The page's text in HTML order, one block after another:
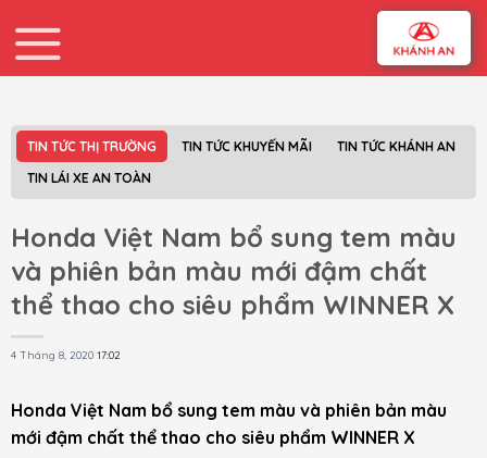
content
TIN TỨC THỊ TRƯỜNG TIN TỨC KHUYẾN MÃI
TIN TỨC KHÁNH AN
TIN LÁI XE AN TOÀN
Honda Việt Nam bổ sung tem màu
và phiên bản màu mới đậm chất
thể thao cho siêu phẩm WINNER X
4 Tháng 8, 2020 17:02
Honda Việt Nam bổ sung tem màu và phiên bản màu
mới đậm chất thể thao cho siêu phẩm WINNER X